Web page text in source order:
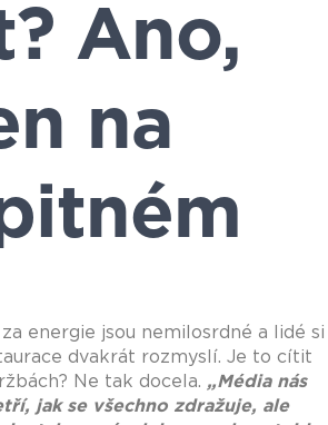
Ano,
na
energie jsou nemilosrdné a lidé si
dvakrát rozmyslí. Je to cítit
Ne tak docela. „Média nás
jak se všechno zdražuje, ale